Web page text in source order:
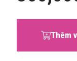
Thêm